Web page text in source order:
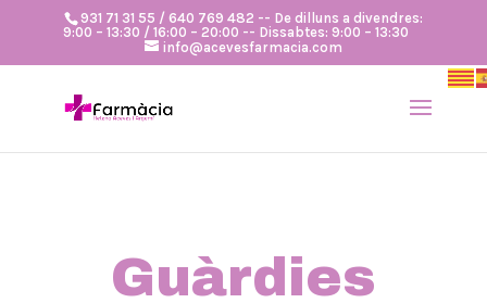
931 71 31 55 / 640 769 482 -- De dilluns a divendres:
9:00 – 13:30 / 16:00 – 20:00 -- Dissabtes: 9:00 – 13:30
info@acevesfarmacia.com
Guàrdies